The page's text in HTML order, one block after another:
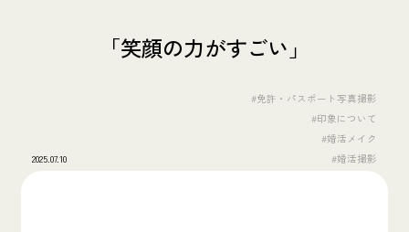
「笑顔の力がすごい」
2025.07.10
#免許・パスポート写真撮影
#印象について
#婚活メイク
#婚活撮影